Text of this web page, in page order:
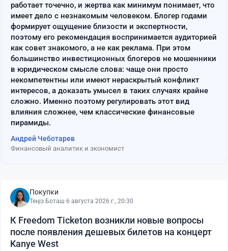
работает точечно, и жертва как минимум понимает, что
имеет дело с незнакомым человеком. Блогер годами
формирует ощущение близости и экспертности,
поэтому его рекомендация воспринимается аудиторией
как совет знакомого, а не как реклама. При этом
большинство инвестиционных блогеров не мошенники
в юридическом смысле слова: чаще они просто
некомпетентны или имеют нераскрытый конфликт
интересов, а доказать умысел в таких случаях крайне
сложно. Именно поэтому регулировать этот вид
влияния сложнее, чем классические финансовые
пирамиды.
Андрей Чеботарев
Финансовый аналитик и экономист
Покупки
Теңіз Боташ·6 августа 2026 г., 20:30
К Freedom Ticketon возникли новые вопросы
после появления дешевых билетов на концерт
Kanye West